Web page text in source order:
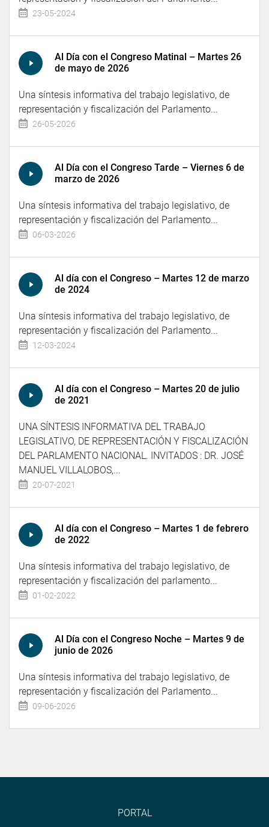
23-05-2024
Al Día con el Congreso Matinal – Martes 26
de mayo de 2026
Una síntesis informativa del trabajo legislativo, de
representación y fiscalización del Parlamento...
26-05-2026
Al Día con el Congreso Tarde – Viernes 6 de
marzo de 2026
Una síntesis informativa del trabajo legislativo, de
representación y fiscalización del Parlamento...
06-03-2026
Al día con el Congreso – Martes 12 de marzo
de 2024
Una síntesis informativa del trabajo legislativo, de
representación y fiscalización del Parlamento...
12-03-2024
Al día con el Congreso – Martes 20 de julio
de 2021
UNA SÍNTESIS INFORMATIVA DEL TRABAJO
LEGISLATIVO, DE REPRESENTACIÓN Y FISCALIZACIÓN
DEL PARLAMENTO NACIONAL. INVITADOS : DR. JOSÉ
MANUEL VILLALOBOS,...
20-07-2021
Al día con el Congreso – Martes 1 de febrero
de 2022
Una síntesis informativa del trabajo legislativo, de
representación y fiscalización del parlamento...
01-02-2022
Al Día con el Congreso Noche – Martes 9 de
junio de 2026
Una síntesis informativa del trabajo legislativo, de
representación y fiscalización del Parlamento...
09-06-2026
PORTAL